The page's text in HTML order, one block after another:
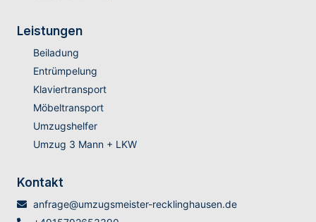
Leistungen
Beiladung
Entrümpelung
Klaviertransport
Möbeltransport
Umzugshelfer
Umzug 3 Mann + LKW
Kontakt
anfrage@umzugsmeister-recklinghausen.de